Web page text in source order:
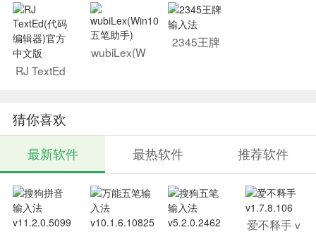
RJ TextEd
wubiLex(W
in10五笔助
2345王牌
输入法
猜你喜欢
最新软件 最热软件 推荐软件
爱不释手 v